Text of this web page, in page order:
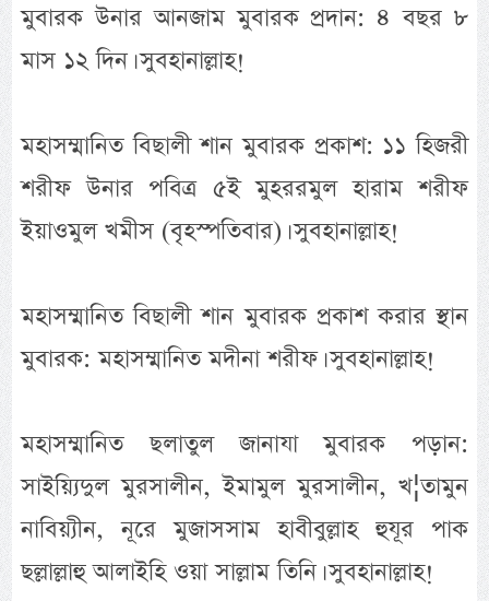
মুবারক উনার আনজাম মুবারক প্রদান: ৪ বছর ৮
মাস ১২ দিন। সুবহানাল্লাহ!
মহাসম্মানিত বিছালী শান মুবারক প্রকাশ: ১১ হিজরী
শরীফ উনার পবিত্র ৫ই মুহররমুল হারাম শরীফ
ইয়াওমুল খমীস (বৃহস্পতিবার)। সুবহানাল্লাহ!
মহাসম্মানিত বিছালী শান মুবারক প্রকাশ করার স্থান
মুবারক: মহাসম্মানিত মদীনা শরীফ। সুবহানাল্লাহ!
মহাসম্মানিত ছলাতুল জানাযা মুবারক পড়ান:
সাইয়্যিদুল মুরসালীন, ইমামুল মুরসালীন, খ¦তামুন
নাবিয়্যীন, নূরে মুজাসসাম হাবীবুল্লাহ হুযূর পাক
ছল্লাল্লাহু আলাইহি ওয়া সাল্লাম তিনি। সুবহানাল্লাহ!